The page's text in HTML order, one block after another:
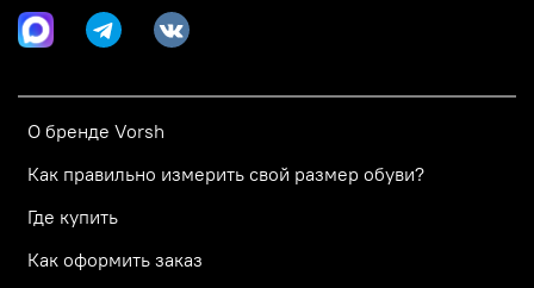
О бренде Vorsh
Как правильно измерить свой размер обуви?
Где купить
Как оформить заказ